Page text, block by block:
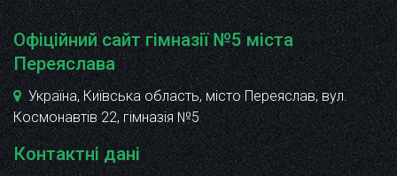
Офіційний сайт гімназії №5 міста
Переяслава
Україна, Київська область, місто Переяслав, вул.
Космонавтів 22, гімназія №5
Контактні дані